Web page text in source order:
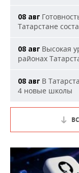
08 авг
Татарстане
08 авг Высокая
районах
08 авг В
4 новые школы